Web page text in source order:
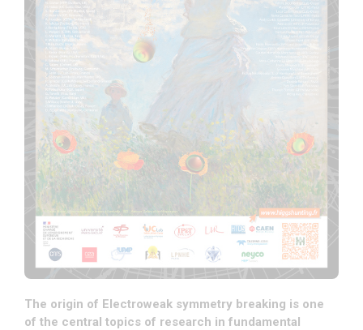
The origin of Electroweak symmetry breaking is one
of the central topics of research in fundamental